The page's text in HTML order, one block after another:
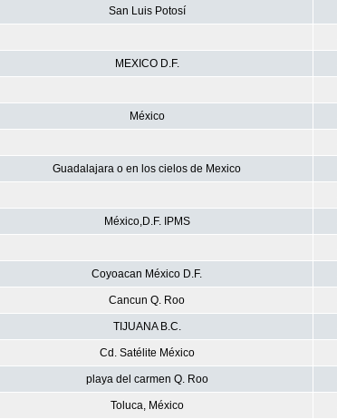
San Luis Potosí
MEXICO D.F.
México
Guadalajara o en los cielos de Mexico
México,D.F. IPMS
Coyoacan México D.F.
Cancun Q. Roo
TIJUANA B.C.
Cd. Satélite México
playa del carmen Q. Roo
Toluca, México